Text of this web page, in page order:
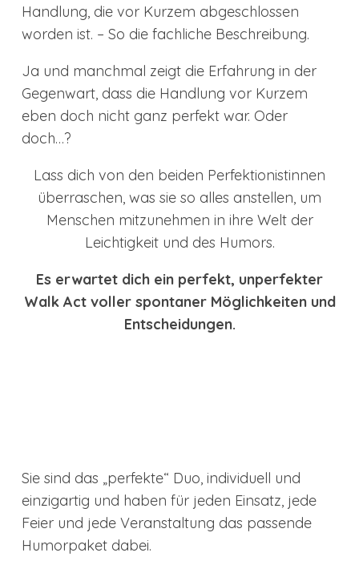
Handlung, die vor Kurzem abgeschlossen
worden ist. – So die fachliche Beschreibung.
Ja und manchmal zeigt die Erfahrung in der
Gegenwart, dass die Handlung vor Kurzem
eben doch nicht ganz perfekt war. Oder
doch…?
Lass dich von den beiden Perfektionistinnen
überraschen, was sie so alles anstellen, um
Menschen mitzunehmen in ihre Welt der
Leichtigkeit und des Humors.
Es erwartet dich ein perfekt, unperfekter
Walk Act voller spontaner Möglichkeiten und
Entscheidungen.
Sie sind das „perfekte“ Duo, individuell und
einzigartig und haben für jeden Einsatz, jede
Feier und jede Veranstaltung das passende
Humorpaket dabei.